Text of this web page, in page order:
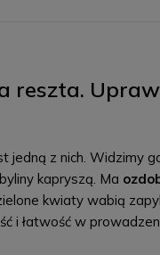
reszta.
jedną z nich. Widzimy
kapryszą. Ma
kwiaty wabią
i łatwość w